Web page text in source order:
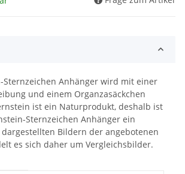
Sternzeichen Anhänger wird mit einer
und einem Organzasäckchen
ist ein Naturprodukt, deshalb ist
Sternzeichen Anhänger ein
dargestellten Bildern der angebotenen
es sich daher um Vergleichsbilder.